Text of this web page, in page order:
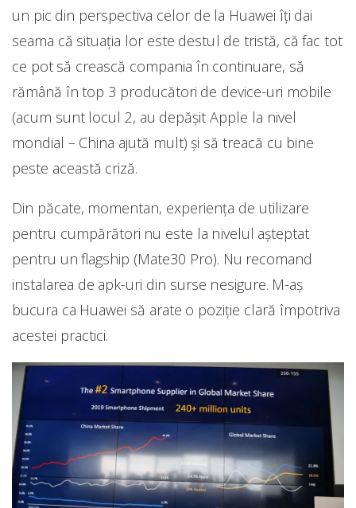
un pic din perspectiva celor de la Huawei îți dai
seama că situația lor este destul de tristă, că fac tot
ce pot să crească compania în continuare, să
rămână în top 3 producători de device-uri mobile
(acum sunt locul 2, au depășit Apple la nivel
mondial – China ajută mult) și să treacă cu bine
peste această criză.
Din păcate, momentan, experiența de utilizare
pentru cumpărători nu este la nivelul așteptat
pentru un flagship (Mate30 Pro). Nu recomand
instalarea de apk-uri din surse nesigure. M-aș
bucura ca Huawei să arate o poziție clară împotriva
acestei practici.